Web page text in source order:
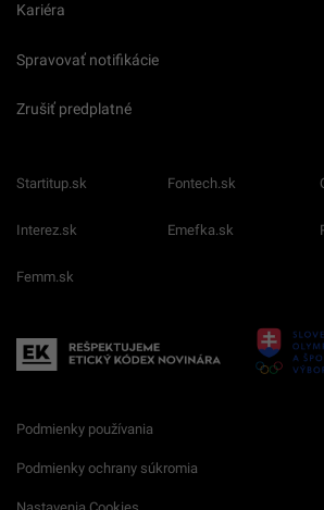
Kariéra
Spravovať notifikácie
Zrušiť predplatné
Startitup.sk Fontech.sk
Interez.sk Emefka.sk
Femm.sk
Podmienky používania
Podmienky ochrany súkromia